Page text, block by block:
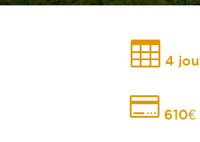
 4
610€